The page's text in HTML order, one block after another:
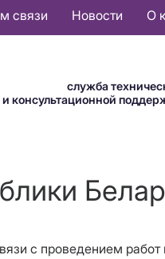
связи Новости О
служба
и консультационной
с проведением